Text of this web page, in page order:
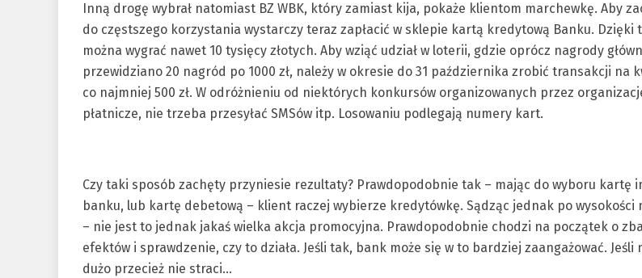
Inną drogę wybrał natomiast BZ WBK, który zamiast kija, pokaże klientom marchewkę. Aby
do częstszego korzystania wystarczy teraz zapłacić w sklepie kartą kredytową Banku. Dzięki
można wygrać nawet 10 tysięcy złotych. Aby wziąć udział w loterii, gdzie oprócz nagrody
przewidziano 20 nagród po 1000 zł, należy w okresie do 31 października zrobić transakcji na
co najmniej 500 zł. W odróżnieniu od niektórych konkursów organizowanych przez
płatnicze, nie trzeba przesyłać SMSów itp. Losowaniu podlegają numery kart.
Czy taki sposób zachęty przyniesie rezultaty? Prawdopodobnie tak – mając do wyboru kartę
banku, lub kartę debetową – klient raczej wybierze kredytówkę. Sądząc jednak po wysokości
– nie jest to jednak jakaś wielka akcja promocyjna. Prawdopodobnie chodzi na początek o
efektów i sprawdzenie, czy to działa. Jeśli tak, bank może się w to bardziej zaangażować. Jeśli
dużo przecież nie straci…